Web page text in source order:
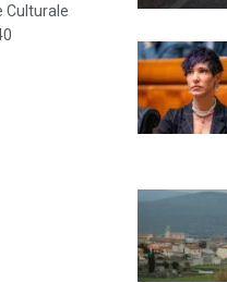
Culturale